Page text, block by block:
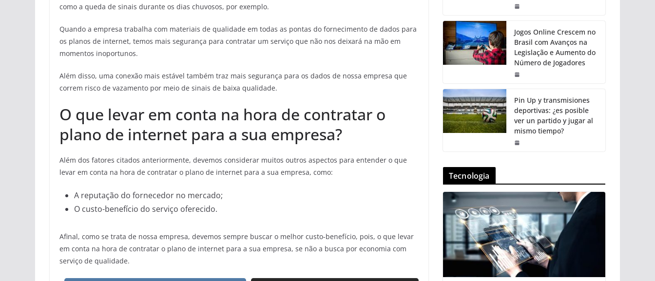
como a queda de sinais durante os dias chuvosos, por exemplo.
Quando a empresa trabalha com materiais de qualidade em todas as pontas do fornecimento de dados para
os planos de internet, temos mais segurança para contratar um serviço que não nos deixará na mão em
momentos inoportunos.
Além disso, uma conexão mais estável também traz mais segurança para os dados de nossa empresa que
correm risco de vazamento por meio de sinais de baixa qualidade.
O que levar em conta na hora de contratar o
plano de internet para a sua empresa?
Além dos fatores citados anteriormente, devemos considerar muitos outros aspectos para entender o que
levar em conta na hora de contratar o plano de internet para a sua empresa, como:
A reputação do fornecedor no mercado;
O custo-benefício do serviço oferecido.
Afinal, como se trata de nossa empresa, devemos sempre buscar o melhor custo-benefício, pois, o que levar
em conta na hora de contratar o plano de internet para a sua empresa, se não a busca por economia com
serviço de qualidade.
Jogos Online Crescem no
Brasil com Avanços na
Legislação e Aumento do
Número de Jogadores
Pin Up y transmisiones
deportivas: ¿es posible
ver un partido y jugar al
mismo tiempo?
Tecnologia